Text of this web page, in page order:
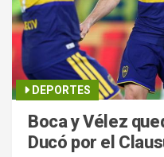
DEPORTES
Boca y Vélez
Ducó por el